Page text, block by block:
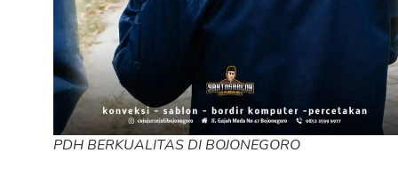
PDH BERKUALITAS DI BOJONEGORO